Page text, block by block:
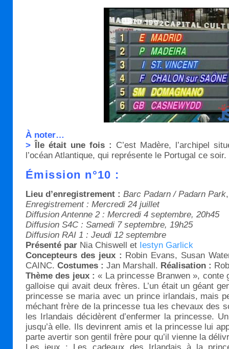
À noter…
> Île était une fois : C’est Madère, l’archipel
l’océan Atlantique, qui représente le Portugal ce soir.
Émission n°10 :
Lieu d’enregistrement : Barc Padarn / Padarn Park
Enregistrement : Mercredi 24 juillet
Diffusion Antenne 2 : Mercredi 4 septembre, 20h45
Diffusion S4C : Samedi 7 septembre, 19h25
Diffusion RAI 1 : Jeudi 12 septembre
Présenté par Nia Chiswell et Iestyn Garlick
Concepteurs des jeux : Robin Evans, Susan
CAINC. Costumes : Jan Marshall. Réalisation :
Thème des jeux : « La princesse Branwen », conte
galloise qui avait deux frères. L’un était un géant
princesse se maria avec un prince irlandais, mais
méchant frère de la princesse tua les chevaux des
les Irlandais décidèrent d’enfermer la princesse.
jusqu’à elle. Ils devinrent amis et la princesse lui
parte avertir son gentil frère pour qu’il vienne la